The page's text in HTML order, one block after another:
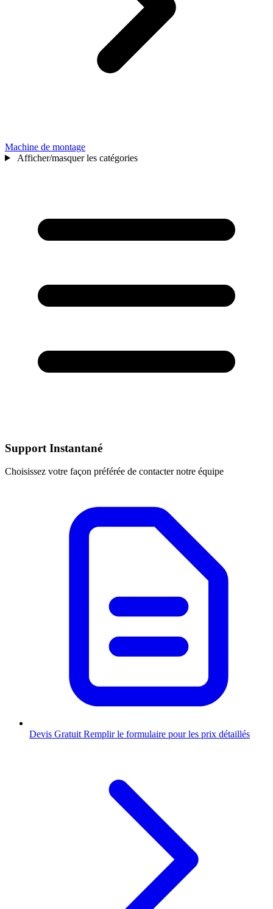
Machine de montage
Afficher/masquer les catégories
Support Instantané
Choisissez votre façon préférée de contacter notre équipe
Devis Gratuit Remplir le formulaire pour les prix détaillés